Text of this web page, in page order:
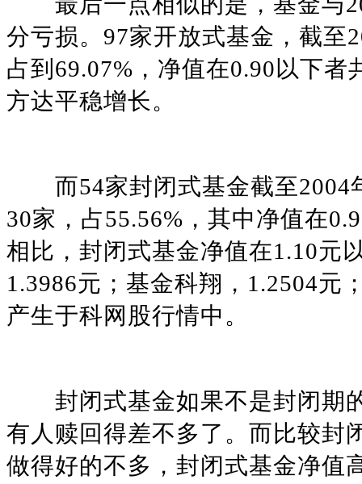
分亏损。97家开放式基金，截至
占到69.07%，净值在0.90以下
方达平稳增长。
而54家封闭式基金截至2004
30家，占55.56%，其中净值在
相比，封闭式基金净值在1.10元
1.3986元；基金科翔，1.2504元
产生于科网股行情中。
封闭式基金如果不是封闭期
有人赎回得差不多了。而比较封
做得好的不多，封闭式基金净值